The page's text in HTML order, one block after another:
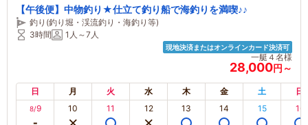
【午後便】中物釣り★仕立て釣り船で海釣りを満喫♪♪
釣り(釣り堀・渓流釣り・海釣り等)
3時間
1人～7人
現地決済またはオンラインカード決済可
一艇４名様
28,000円～
日 月 火 水 木 金 土 日
8/9 10 11 12 13 14 15 16